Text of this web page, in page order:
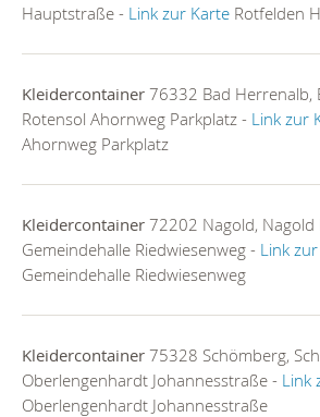
Hauptstraße - Link zur Karte Rotfelden
Kleidercontainer 76332 Bad Herrenalb,
Rotensol Ahornweg Parkplatz - Link zur
Ahornweg Parkplatz
Kleidercontainer 72202 Nagold,
Gemeindehalle Riedwiesenweg - Link
Gemeindehalle Riedwiesenweg
Kleidercontainer 75328 Schömberg,
Oberlengenhardt Johannesstraße - Link
Oberlengenhardt Johannesstraße